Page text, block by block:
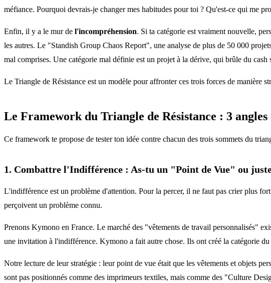
méfiance. Pourquoi devrais-je changer mes habitudes pour toi ? Qu'est-ce qui me
Enfin, il y a le mur de l'incompréhension. Si ta catégorie est vraiment nouvelle,
les autres. Le "Standish Group Chaos Report", une analyse de plus de 50 000
mal comprises. Une catégorie mal définie est un projet à la dérive, qui brûle du cash
Le Triangle de Résistance est un modèle pour affronter ces trois forces de manière
Le Framework du Triangle de Résistance : 3
Ce framework te propose de tester ton idée contre chacun des trois sommets du
1. Combattre l'Indifférence : As-tu un "Point de Vue" ou
L'indifférence est un problème d'attention. Pour la percer, il ne faut pas crier plus
perçoivent un problème connu.
Prenons Kymono en France. Le marché des "vêtements de travail personnalisés"
une invitation à l'indifférence. Kymono a fait autre chose. Ils ont créé la catégorie
Notre lecture de leur stratégie : leur point de vue était que les vêtements et objets
sont pas positionnés comme des imprimeurs textiles, mais comme des "Culture